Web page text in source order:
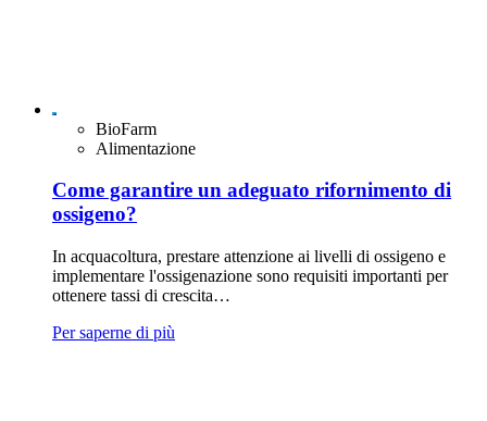
BioFarm
Alimentazione
Come garantire un adeguato rifornimento di
ossigeno?
In acquacoltura, prestare attenzione ai livelli di ossigeno e
implementare l'ossigenazione sono requisiti importanti per
ottenere tassi di crescita…
Per saperne di più